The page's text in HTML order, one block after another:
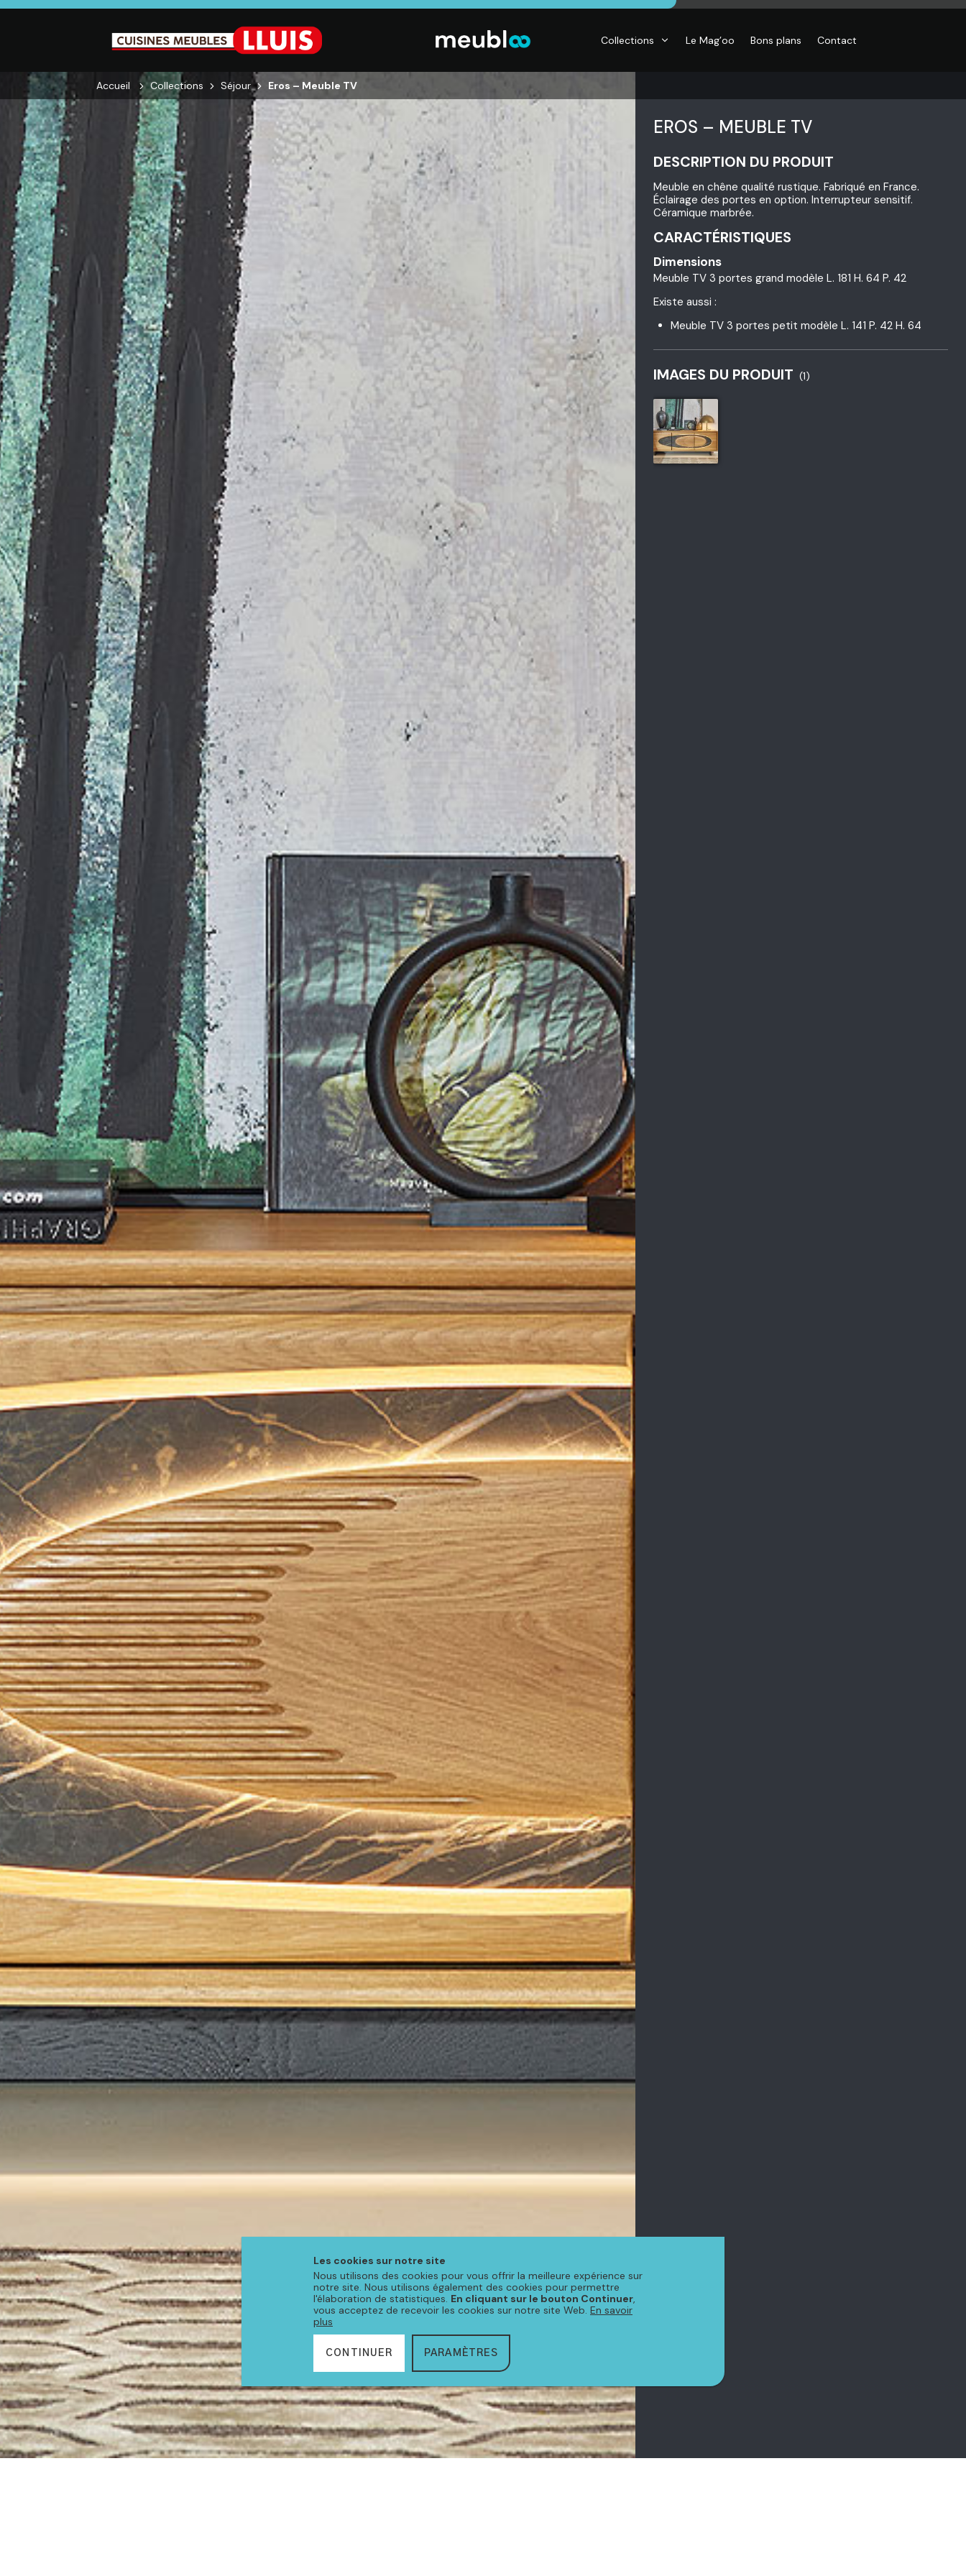
Les cookies sur notre site
Nous utilisons des cookies pour vous offrir la meilleure expérience sur
notre site. Nous utilisons également des cookies pour permettre
l'élaboration de statistiques. En cliquant sur le bouton Continuer,
vous acceptez de recevoir les cookies sur notre site Web. En savoir
plus
CONTINUER PARAMÈTRES
Collections
CUISINE
Cuisines
équipées,
adaptées à vos
mesures.
SALON
Canapés droits,
Salons d’angles
& composables,
Fauteuils et
canapés de
relaxation,
Tables basses
SÉJOUR
Enfilades,
Tables, Chaises,
Meubles TV,
Meubles de
complément
CHAMBRE
Dressings,
Armoires, Lits,
Chevets,
Commodes
électriques,
DÉCO
Accessoires de
maison, Objets
Luminaires,
Déco murales
Le Mag’oo Bons plans Contact
Accueil Collections Séjour Eros – Meuble TV
EROS – MEUBLE TV
DESCRIPTION DU PRODUIT
Meuble en chêne qualité rustique. Fabriqué en France.
Éclairage des portes en option. Interrupteur sensitif.
Céramique marbrée.
CARACTÉRISTIQUES
Dimensions
Meuble TV 3 portes grand modèle L. 181 H. 64 P. 42
Existe aussi :
Meuble TV 3 portes petit modèle L. 141 P. 42 H. 64
IMAGES DU PRODUIT (1)